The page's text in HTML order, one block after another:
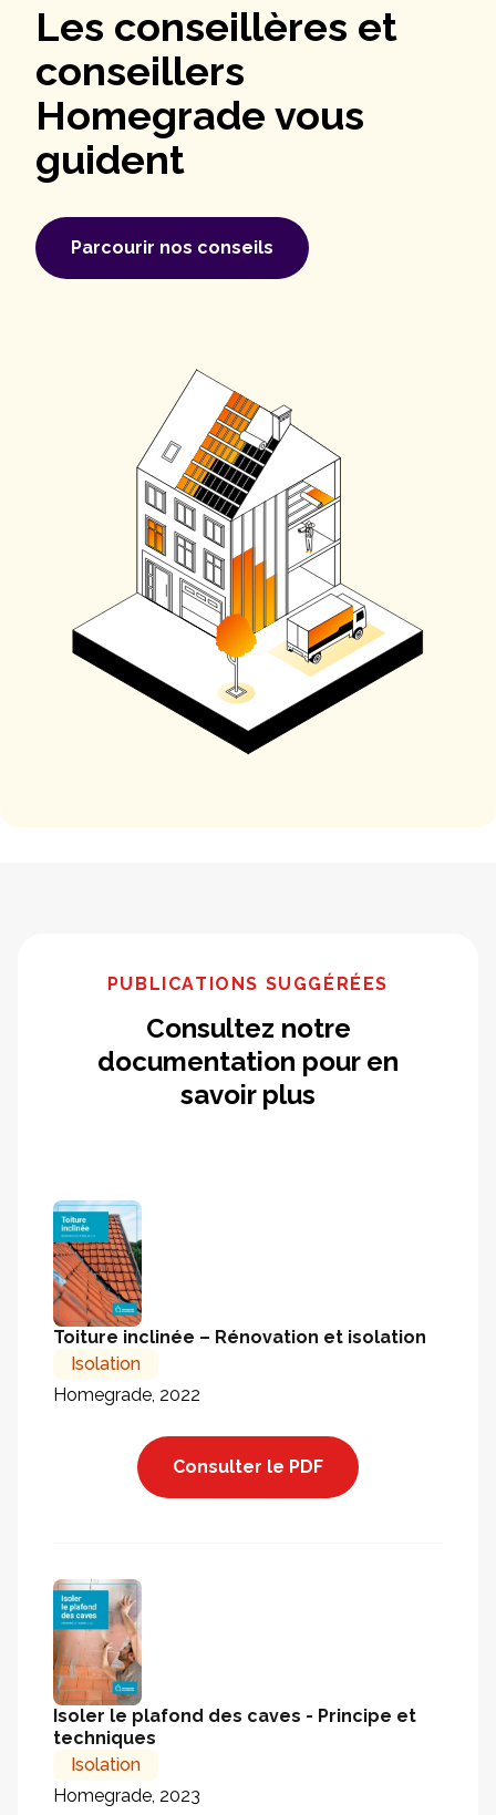
Les conseillères et
conseillers
Homegrade vous
guident
Parcourir nos conseils
PUBLICATIONS SUGGÉRÉES
Consultez notre
documentation pour en
savoir plus
Toiture inclinée – Rénovation et isolation
Isolation
Homegrade, 2022
Consulter le PDF
Isoler le plafond des caves - Principe et
techniques
Isolation
Homegrade, 2023